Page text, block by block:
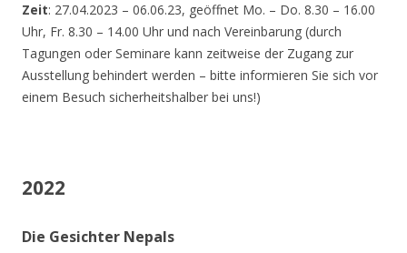
Zeit: 27.04.2023 – 06.06.23, geöffnet Mo. – Do. 8.30 – 16.00
Uhr, Fr. 8.30 – 14.00 Uhr und nach Vereinbarung (durch
Tagungen oder Seminare kann zeitweise der Zugang zur
Ausstellung behindert werden – bitte informieren Sie sich vor
einem Besuch sicherheitshalber bei uns!)
2022
Die Gesichter Nepals